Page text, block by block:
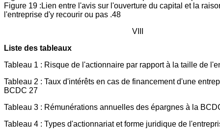
Figure 19 :Lien entre l'avis sur l'ouverture du capital et la
l'entreprise d'y recourir ou pas .48
VIII
Liste des tableaux
Tableau 1 : Risque de l'actionnaire par rapport à la taille de
Tableau 2 : Taux d'intérêts en cas de financement d'une
BCDC 27
Tableau 3 : Rémunérations annuelles des épargnes à la
Tableau 4 : Types d'actionnariat et forme juridique de